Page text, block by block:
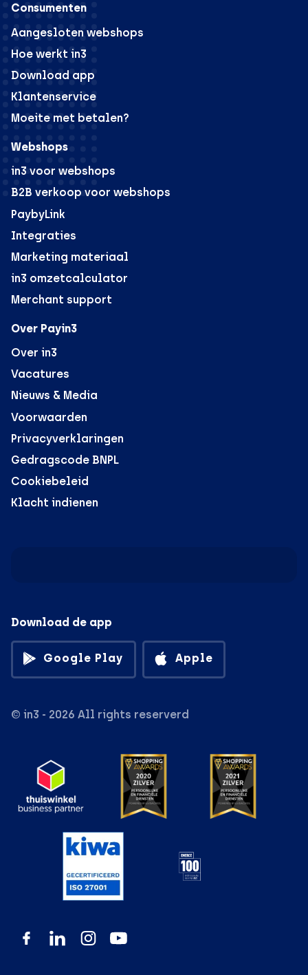
Consumenten
Aangesloten webshops
Hoe werkt in3
Download app
Klantenservice
Moeite met betalen?
Webshops
in3 voor webshops
B2B verkoop voor webshops
PaybyLink
Integraties
Marketing materiaal
in3 omzetcalculator
Merchant support
Over Payin3
Over in3
Vacatures
Nieuws & Media
Voorwaarden
Privacyverklaringen
Gedragscode BNPL
Cookiebeleid
Klacht indienen
Download de app
Google Play Apple
© in3 - 2026 All rights reserverd